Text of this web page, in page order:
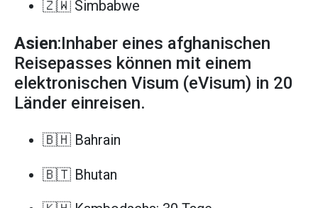
🇿🇼 Simbabwe
Asien:Inhaber eines afghanischen
Reisepasses können mit einem
elektronischen Visum (eVisum) in 20
Länder einreisen.
🇧🇭 Bahrain
🇧🇹 Bhutan